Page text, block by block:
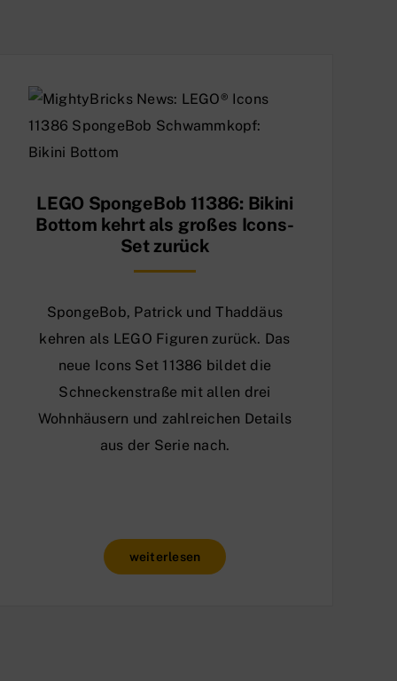
LEGO SpongeBob 11386: Bikini
Bottom kehrt als großes Icons-
Set zurück
SpongeBob, Patrick und Thaddäus
kehren als LEGO Figuren zurück. Das
neue Icons Set 11386 bildet die
Schneckenstraße mit allen drei
Wohnhäusern und zahlreichen Details
aus der Serie nach.
weiterlesen